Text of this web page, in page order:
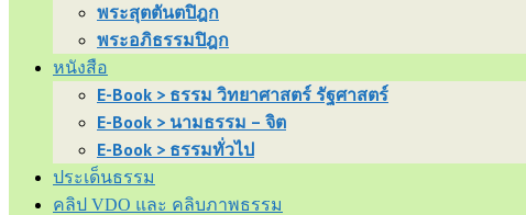
พระสุตตันตปิฎก
พระอภิธรรมปิฎก
หนังสือ
E-Book > ธรรม วิทยาศาสตร์ รัฐศาสตร์
E-Book > นามธรรม – จิต
E-Book > ธรรมทั่วไป
ประเด็นธรรม
คลิป VDO และ คลิบภาพธรรม